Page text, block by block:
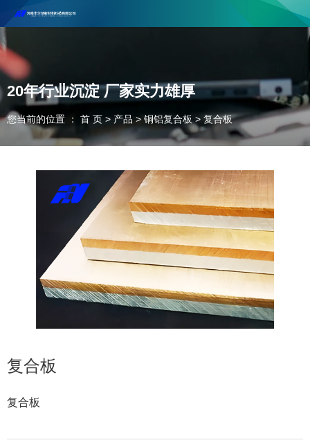
河南丰尔彻新材料科技有限公司欢迎合作咨询！
联系电话：18037947756
20年行业沉淀 厂家实力雄厚
您当前的位置 ： 首 页 > 产品 > 铜铝复合板 > 复合板
复合板
复合板